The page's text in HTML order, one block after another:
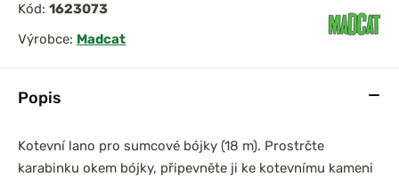
Popis
Kotevní lano pro sumcové bójky (18 m). Prostrčte
karabinku okem bójky, připevněte ji ke kotevnímu kameni
Kód: 1623073
Výrobce: Madcat